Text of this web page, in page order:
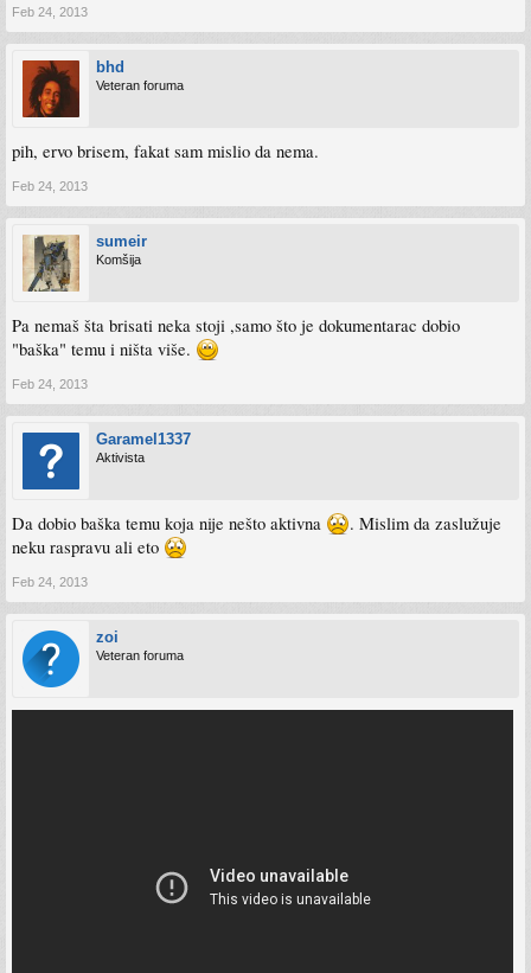
Feb 24, 2013
bhd
Veteran foruma
pih, ervo brisem, fakat sam mislio da nema.
Feb 24, 2013
sumeir
Komšija
Pa nemaš šta brisati neka stoji ,samo što je dokumentarac dobio
"baška" temu i ništa više.
Feb 24, 2013
Garamel1337
Aktivista
Da dobio baška temu koja nije nešto aktivna
. Mislim da zaslužuje
neku raspravu ali eto
Feb 24, 2013
zoi
Veteran foruma